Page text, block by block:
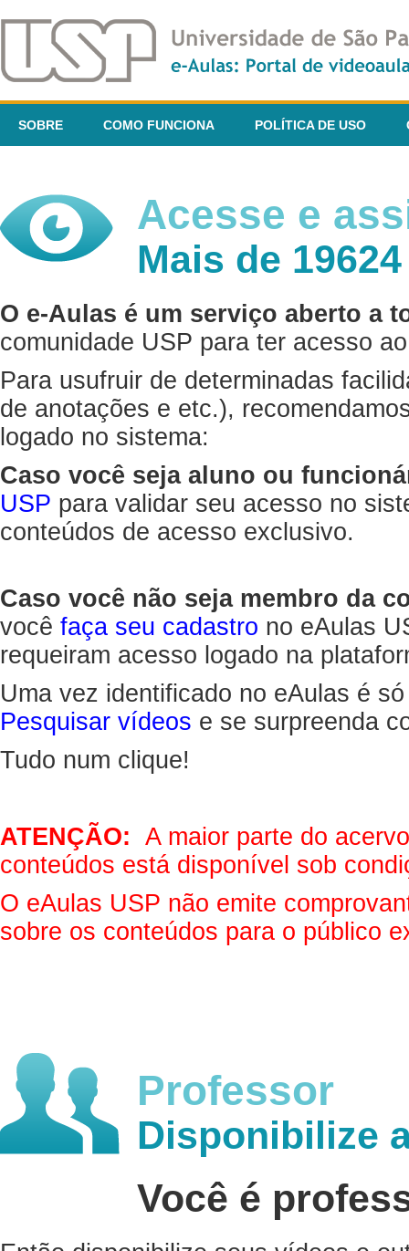
SOBRE COMO FUNCIONA POLÍTICA DE USO
Acesse e
Mais de
O e-Aulas é um serviço aberto a
comunidade USP para ter acesso
Para usufruir de determinadas
de anotações e etc.),
logado no sistema:
Caso você seja aluno ou
USP para validar seu acesso no
conteúdos de acesso exclusivo.
Caso você não seja membro da
você faça seu cadastro no eAulas
requeiram acesso logado na
Uma vez identificado no eAulas é
Pesquisar vídeos e se surpreenda
Tudo num clique!
ATENÇÃO: A maior parte do
conteúdos está disponível sob
O eAulas USP não emite
sobre os conteúdos para o público
Professor
Disponibilize
Você é